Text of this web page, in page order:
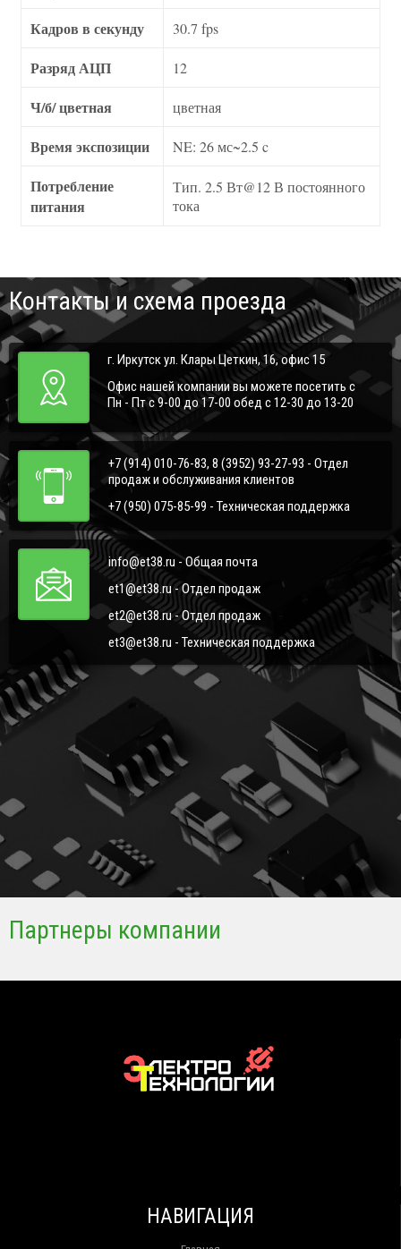
Кадров в секунду 30.7 fps
Разряд АЦП 12
Ч/б/ цветная цветная
Время экспозиции NE: 26 мс~2.5 c
Потребление
питания
Тип. 2.5 Вт@12 В постоянного
тока
Контакты и схема проезда
г. Иркутск ул. Клары Цеткин, 16, офис 15
Офис нашей компании вы можете посетить с
Пн - Пт с 9-00 до 17-00 обед с 12-30 до 13-20
+7 (914) 010-76-83, 8 (3952) 93-27-93 - Отдел
продаж и обслуживания клиентов
+7 (950) 075-85-99 - Техническая поддержка
info@et38.ru - Общая почта
et1@et38.ru - Отдел продаж
et2@et38.ru - Отдел продаж
et3@et38.ru - Техническая поддержка
Партнеры компании
НАВИГАЦИЯ